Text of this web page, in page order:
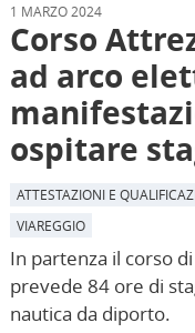
1 MARZO 2024
Corso
ad arco
ospitare
ATTESTAZIONI E
VIAREGGIO
In partenza il corso
prevede 84 ore di
nautica da diporto.